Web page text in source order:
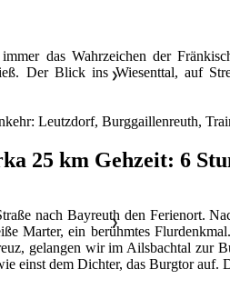
das Wahrzeichen der
Der Blick ins Wiesenttal, auf
Leutzdorf, Burggaillenreuth,
25 km Gehzeit: 6
nach Bayreuth den Ferienort.
Marter, ein berühmtes
gelangen wir im Ailsbachtal
dem Dichter, das Burgtor auf.
❯
❯